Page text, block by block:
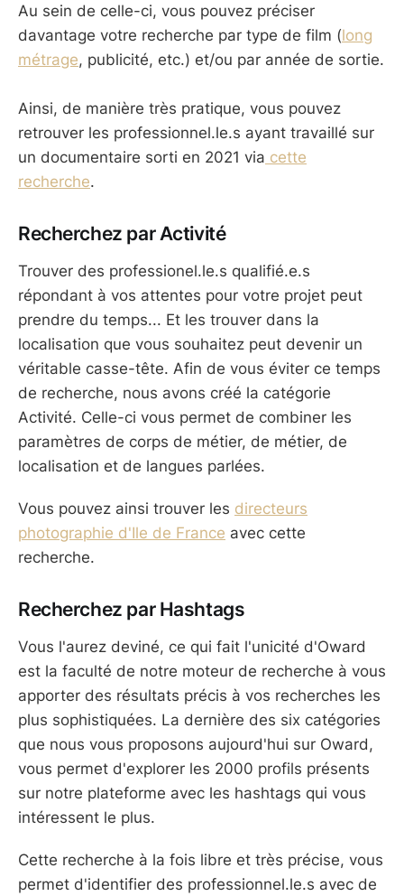
Au sein de celle-ci, vous pouvez préciser
davantage votre recherche par type de film (long
métrage, publicité, etc.) et/ou par année de sortie.
Ainsi, de manière très pratique, vous pouvez
retrouver les professionnel.le.s ayant travaillé sur
un documentaire sorti en 2021 via cette
recherche.
Recherchez par Activité
Trouver des professionel.le.s qualifié.e.s
répondant à vos attentes pour votre projet peut
prendre du temps... Et les trouver dans la
localisation que vous souhaitez peut devenir un
véritable casse-tête. Afin de vous éviter ce temps
de recherche, nous avons créé la catégorie
Activité. Celle-ci vous permet de combiner les
paramètres de corps de métier, de métier, de
localisation et de langues parlées.
Vous pouvez ainsi trouver les directeurs
photographie d'Ile de France avec cette
recherche.
Recherchez par Hashtags
Vous l'aurez deviné, ce qui fait l'unicité d'Oward
est la faculté de notre moteur de recherche à vous
apporter des résultats précis à vos recherches les
plus sophistiquées. La dernière des six catégories
que nous vous proposons aujourd'hui sur Oward,
vous permet d'explorer les 2000 profils présents
sur notre plateforme avec les hashtags qui vous
intéressent le plus.
Cette recherche à la fois libre et très précise, vous
permet d'identifier des professionnel.le.s avec de